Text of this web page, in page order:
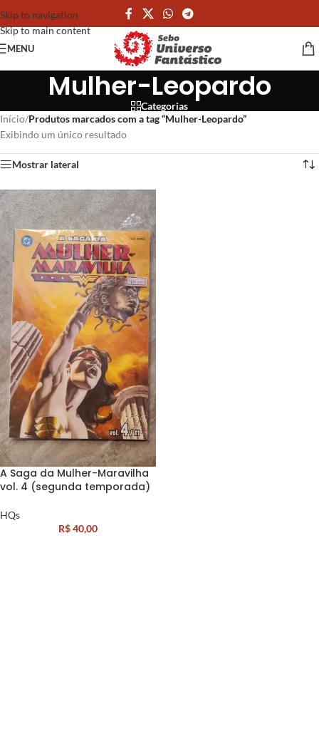
Skip to navigation
Skip to main content
MENU
Mulher-Leopardo
Categorias
Início/Produtos marcados com a tag “Mulher-Leopardo”
Exibindo um único resultado
Mostrar lateral
A Saga da Mulher-Maravilha
vol. 4 (segunda temporada)
HQs
R$40,00